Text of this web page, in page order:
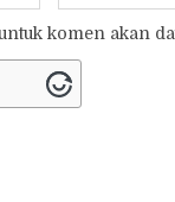
komen akan